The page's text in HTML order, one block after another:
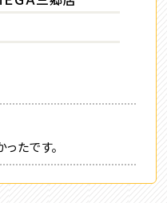
たです。